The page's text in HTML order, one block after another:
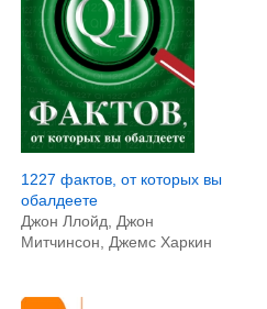
1227 фактов, от которых вы
обалдеете
Джон Ллойд, Джон
Митчинсон, Джемс Харкин